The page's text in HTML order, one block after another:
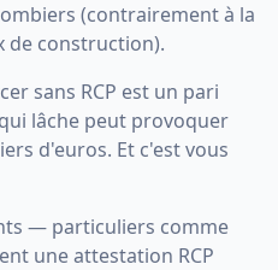
(contrairement à la
de construction).
sans RCP est un pari
lâche peut provoquer
d'euros. Et c'est vous
— particuliers comme
une attestation RCP